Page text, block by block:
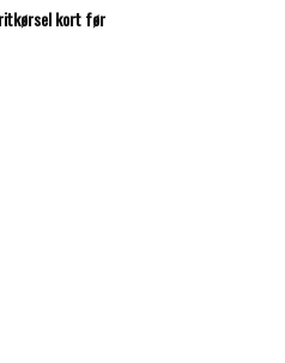
kort før